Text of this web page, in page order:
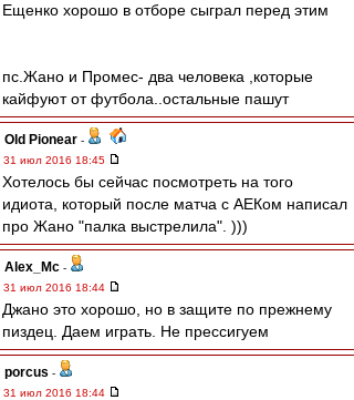
Ещенко хорошо в отборе сыграл перед этим
пс.Жано и Промес- два человека ,которые
кайфуют от футбола..остальные пашут
Old Pionear -
31 июл 2016 18:45
Хотелось бы сейчас посмотреть на того
идиота, который после матча с АЕКом написал
про Жано "палка выстрелила". )))
Alex_Mc -
31 июл 2016 18:44
Джано это хорошо, но в защите по прежнему
пиздец. Даем играть. Не прессигуем
porcus -
31 июл 2016 18:44